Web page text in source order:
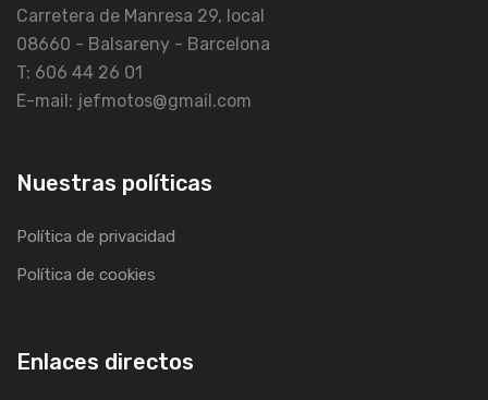
Carretera de Manresa 29, local
08660 - Balsareny - Barcelona
T: 606 44 26 01
E-mail: jefmotos@gmail.com
Nuestras políticas
Política de privacidad
Política de cookies
Enlaces directos